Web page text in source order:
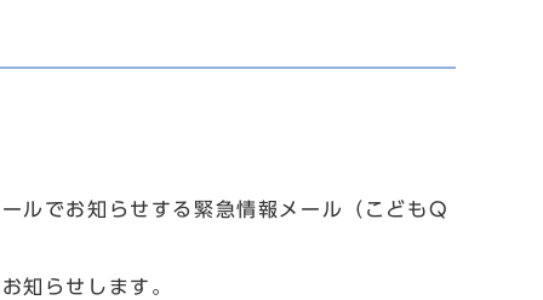
ルでお知らせする緊急情報メール（こどもQ
知らせします。